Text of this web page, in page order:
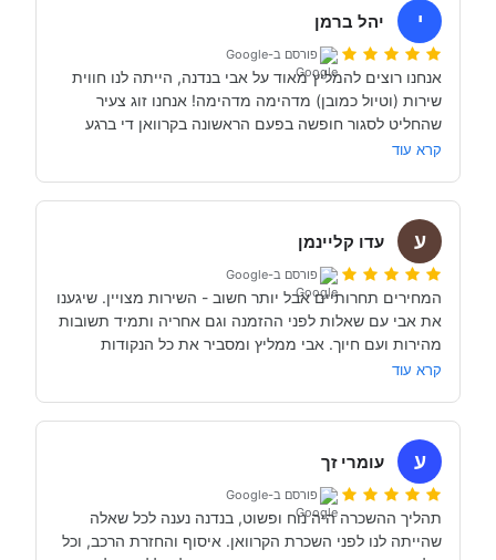
י יהל ברמן
פורסם ב-Google
היה זמין לכל שאלה, לפני ובמהלך השהות שלנו (וכמעט ולא
השכרנו את הקרוואן בדורטמונד, בגרמניה- קיבלנו את האוטו
תודה אבי!
קרא עוד
ע עדו קליינמן
פורסם ב-Google
קרא עוד
ע עומרי זך
פורסם ב-Google